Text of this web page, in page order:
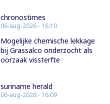
chronostimes
06-aug-2026 - 16:10
Mogelijke chemische lekkage
bij Grassalco onderzocht als
oorzaak vissterfte
suriname herald
06-aug-2026 - 16:09